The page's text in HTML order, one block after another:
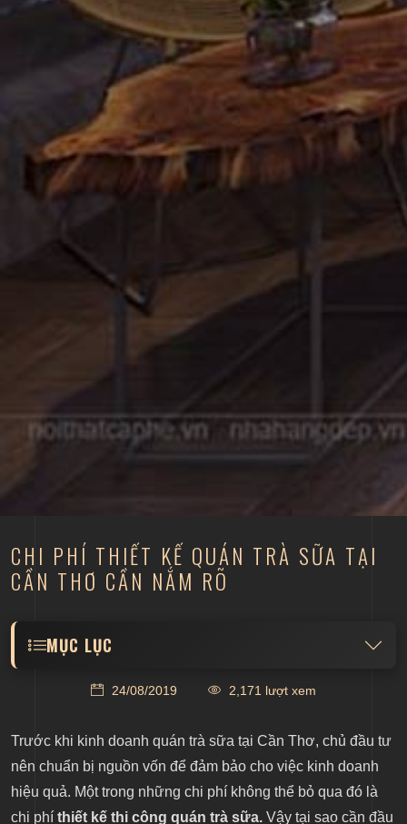
CHI PHÍ THIẾT KẾ QUÁN TRÀ SỮA TẠI
CẦN THƠ CẦN NẮM RÕ
MỤC LỤC
Cần Thơ
Diện tích cần được thiết kế
Thời gian thiết kế
Phong cách thiết kế
24/08/2019 2,171 lượt xem
Trước khi kinh doanh quán trà sữa tại Cần Thơ, chủ đầu tư
nên chuẩn bị nguồn vốn để đảm bảo cho việc kinh doanh
hiệu quả. Một trong những chi phí không thể bỏ qua đó là
chi phí thiết kế thi công quán trà sữa. Vậy tại sao cần đầu